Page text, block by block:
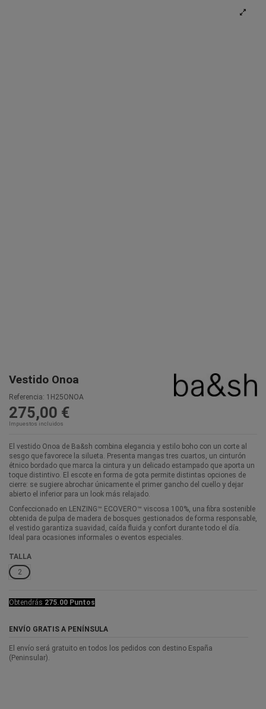
Vestido Onoa
Referencia: 1H25ONOA
275,00 €
Impuestos incluidos
El vestido Onoa de Ba&sh combina elegancia y estilo boho con un corte al
sesgo que favorece la silueta. Presenta mangas tres cuartos, un cinturón
étnico bordado que marca la cintura y un delicado estampado que aporta un
toque distintivo. El escote en forma de gota permite distintas opciones de
cierre: se sugiere abrochar únicamente el primer gancho del cuello y dejar
abierto el inferior para un look más relajado.
Confeccionado en LENZING™ ECOVERO™ viscosa 100%, una fibra sostenible
obtenida de pulpa de madera de bosques gestionados de forma responsable,
el vestido garantiza suavidad, caída fluida y confort durante todo el día.
Ideal para ocasiones informales o eventos especiales.
TALLA
2
Obtendrás 275.00 Puntos
ENVÍO GRATIS A PENÍNSULA
El envío será gratuito en todos los pedidos con destino España
(Peninsular).